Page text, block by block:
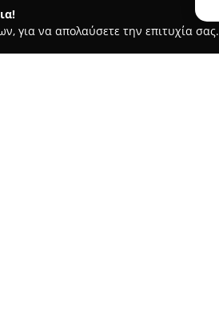
για να απολαύσετε την επιτυχία σας.